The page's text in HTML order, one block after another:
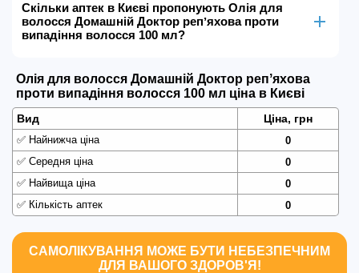
Скільки аптек в Києві пропонують Олія для
волосся Домашній Доктор репʼяхова проти
випадіння волосся 100 мл?
Олія для волосся Домашній Доктор репʼяхова
проти випадіння волосся 100 мл ціна в Києві
Вид Ціна, грн
✅ Найнижча ціна
0
✅ Середня ціна
0
✅ Найвища ціна
0
✅ Кількість аптек 0
САМОЛІКУВАННЯ МОЖЕ БУТИ НЕБЕЗПЕЧНИМ
ДЛЯ ВАШОГО ЗДОРОВ'Я!